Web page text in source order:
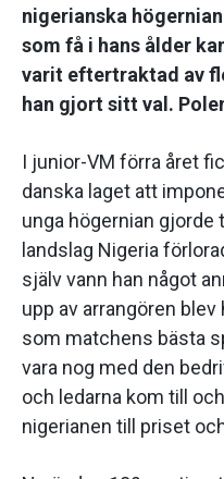
nigerianska
som få i hans ålder
varit eftertraktad av
han gjort sitt val.
I junior-VM förra året
danska laget att
unga högernian gjorde
landslag Nigeria
själv vann han något
upp av arrangören
som matchens bästa
vara nog med den
och ledarna kom till
nigerianen till priset